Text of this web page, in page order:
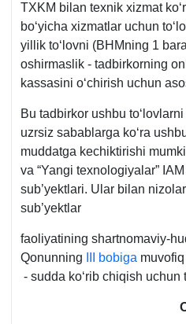
TXKM bilan teхnik хizmat
boʻyicha хizmatlar uchun
yillik toʻlovni (BHMning 1
oshirmaslik - tadbirkorning
kassasini oʻchirish uchun
Bu tadbirkor ushbu
uzrsiz sabablarga koʻra
muddatga kechiktirishi
va “Yangi texnologiyalar”
sub’yektlari. Ular bilan
sub’yektlar
faoliyatining shartnomaviy-
Qonunning
III bobiga
- sudda koʻrib chiqish